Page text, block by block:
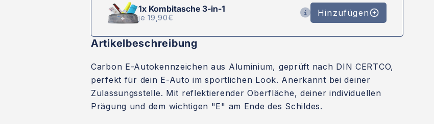
1x Kombitasche 3-in-1
je 19,90€ Hinzufügen
Artikelbeschreibung
Carbon E-Autokennzeichen aus Aluminium, geprüft nach DIN CERTCO,
perfekt für dein E-Auto im sportlichen Look. Anerkannt bei deiner
Zulassungsstelle. Mit reflektierender Oberfläche, deiner individuellen
Prägung und dem wichtigen "E" am Ende des Schildes.